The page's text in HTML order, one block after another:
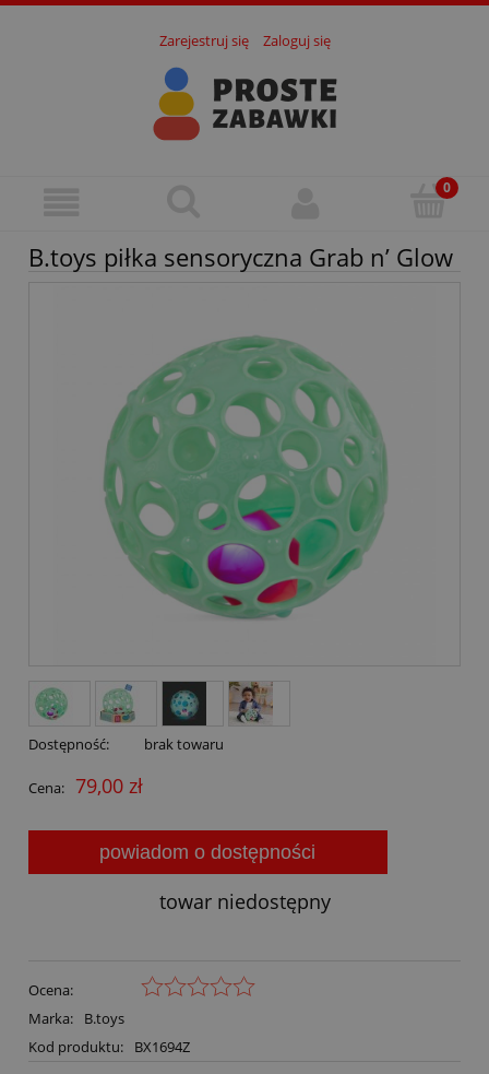
Zarejestruj się Zaloguj się
B.toys piłka sensoryczna Grab n’ Glow
Dostępność: brak towaru
Cena: 79,00 zł
powiadom o dostępności
towar niedostępny
Ocena:
Marka:
B.toys
Kod produktu:
BX1694Z